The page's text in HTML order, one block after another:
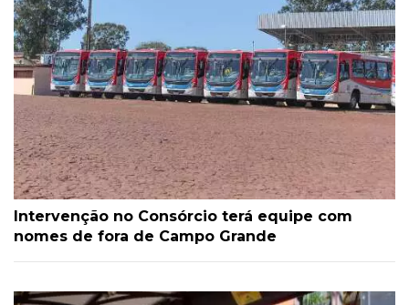
Intervenção no Consórcio terá equipe com
nomes de fora de Campo Grande